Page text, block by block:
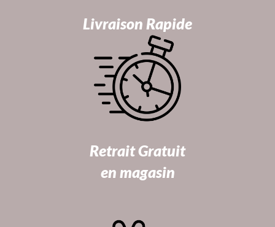
Livraison Rapide
Retrait Gratuit
en magasin